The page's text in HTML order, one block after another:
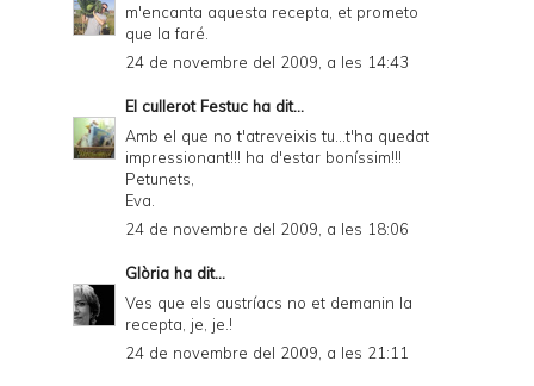
m'encanta aquesta recepta, et prometo
que la faré.
24 de novembre del 2009, a les 14:43
El cullerot Festuc ha dit...
Amb el que no t'atreveixis tu...t'ha quedat
impressionant!!! ha d'estar boníssim!!!
Petunets,
Eva.
24 de novembre del 2009, a les 18:06
Glòria ha dit...
Ves que els austríacs no et demanin la
recepta, je, je.!
24 de novembre del 2009, a les 21:11